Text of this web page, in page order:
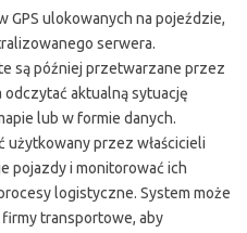
ulokowanych na pojeździe,
serwera.
te są później przetwarzane przez
aktualną sytuację
lub w formie danych.
użytkowany przez właścicieli
pojazdy i monitorować ich
logistyczne. System może
transportowe, aby